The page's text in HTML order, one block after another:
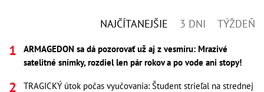
NAJČÍTANEJŠIE 3 DNI TÝŽDEŇ
ARMAGEDON sa dá pozorovať už aj z vesmíru: Mrazivé
satelitné snímky, rozdiel len pár rokov a po vode ani stopy!
TRAGICKÝ útok počas vyučovania: Študent strieľal na strednej